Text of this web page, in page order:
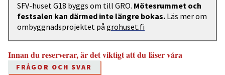
SFV-huset G18 byggs om till GRO. Mötesrummet och
festsalen kan därmed inte längre bokas. Läs mer om
ombyggnadsprojektet på grohuset.fi
Innan du reserverar, är det viktigt att du läser våra
FRÅGOR OCH SVAR